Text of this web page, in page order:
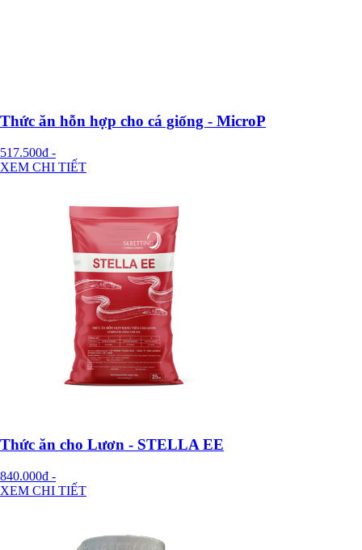
Thức ăn hỗn hợp cho cá giống - MicroP
517.500đ -
XEM CHI TIẾT
Thức ăn cho Lươn - STELLA EE
840.000đ -
XEM CHI TIẾT